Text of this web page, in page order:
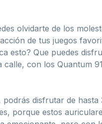
olvidarte de los
de tus juegos
esto? Que puedes
con los Quantum
disfrutar de hasta
porque estos